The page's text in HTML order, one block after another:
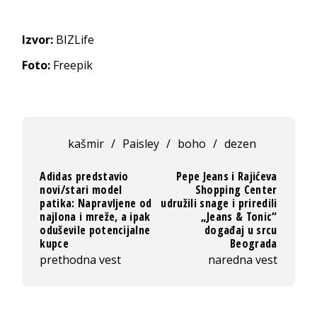
Izvor: BIZLife
Foto: Freepik
kašmir / Paisley / boho / dezen
Adidas predstavio
novi/stari model
patika: Napravljene od
najlona i mreže, a ipak
oduševile potencijalne
kupce
prethodna vest
Pepe Jeans i Rajićeva
Shopping Center
udružili snage i priredili
„Jeans & Tonic“
događaj u srcu
Beograda
naredna vest